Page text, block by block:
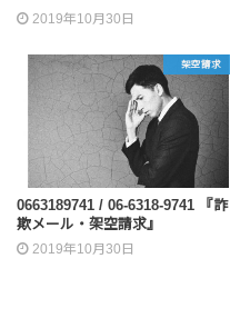
2019年10月30日
架空請求
0663189741 / 06-6318-9741 『詐
欺メール・架空請求』
2019年10月30日